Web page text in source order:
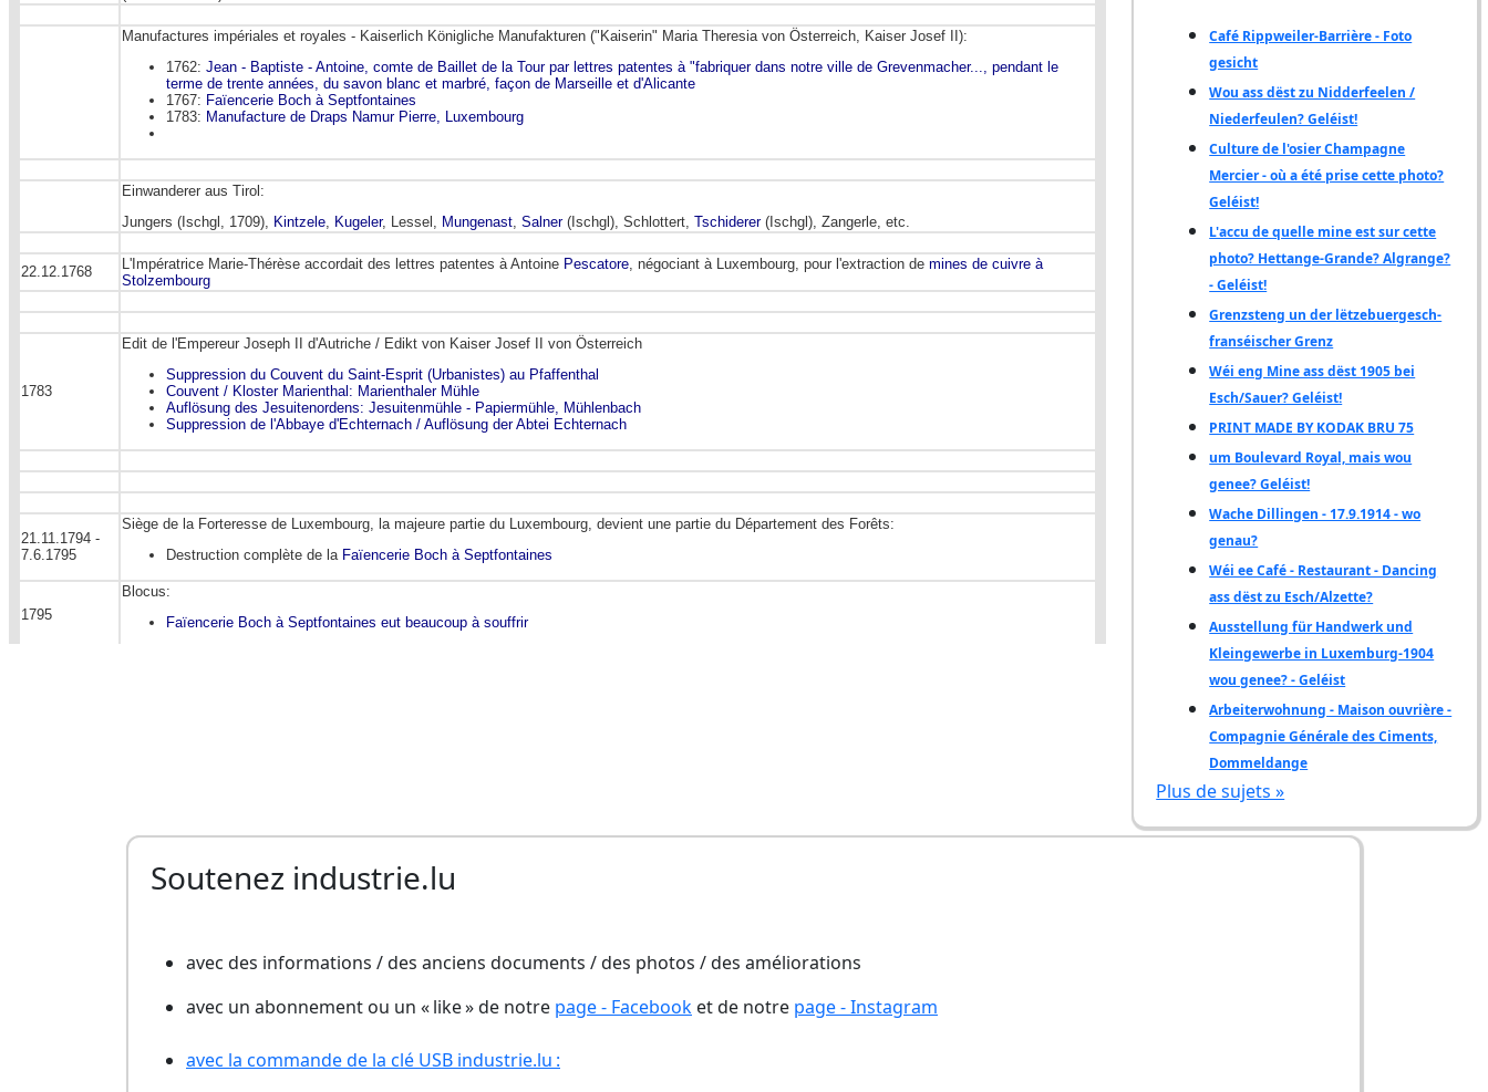
Café Rippweiler-Barrière - Foto
gesicht
Wou ass dëst zu Nidderfeelen /
Niederfeulen? Geléist!
Culture de l'osier Champagne
Mercier - où a été prise cette photo?
Geléist!
L'accu de quelle mine est sur cette
photo? Hettange-Grande? Algrange?
- Geléist!
Grenzsteng un der lëtzebuergesch-
franséischer Grenz
Wéi eng Mine ass dëst 1905 bei
Esch/Sauer? Geléist!
PRINT MADE BY KODAK BRU 75
um Boulevard Royal, mais wou
genee? Geléist!
Wache Dillingen - 17.9.1914 - wo
genau?
Wéi ee Café - Restaurant - Dancing
ass dëst zu Esch/Alzette?
Ausstellung für Handwerk und
Kleingewerbe in Luxemburg-1904
wou genee? - Geléist
Arbeiterwohnung - Maison ouvrière -
Compagnie Générale des Ciments,
Dommeldange
Plus de sujets »
Soutenez industrie.lu
avec des informations / des anciens documents / des photos / des améliorations
avec un abonnement ou un « like » de notre page - Facebook et de notre page - Instagram
avec la commande de la clé USB industrie.lu :